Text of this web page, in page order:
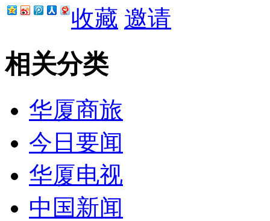
收藏 邀请
相关分类
华厦商旅
今日要闻
华厦电视
中国新闻